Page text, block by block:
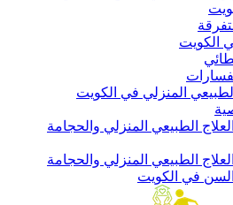
الكويت
المنزلي في الكويت
الطبيعي المنزلي والحجامة
الطبيعي المنزلي والحجامة
السن في الكويت